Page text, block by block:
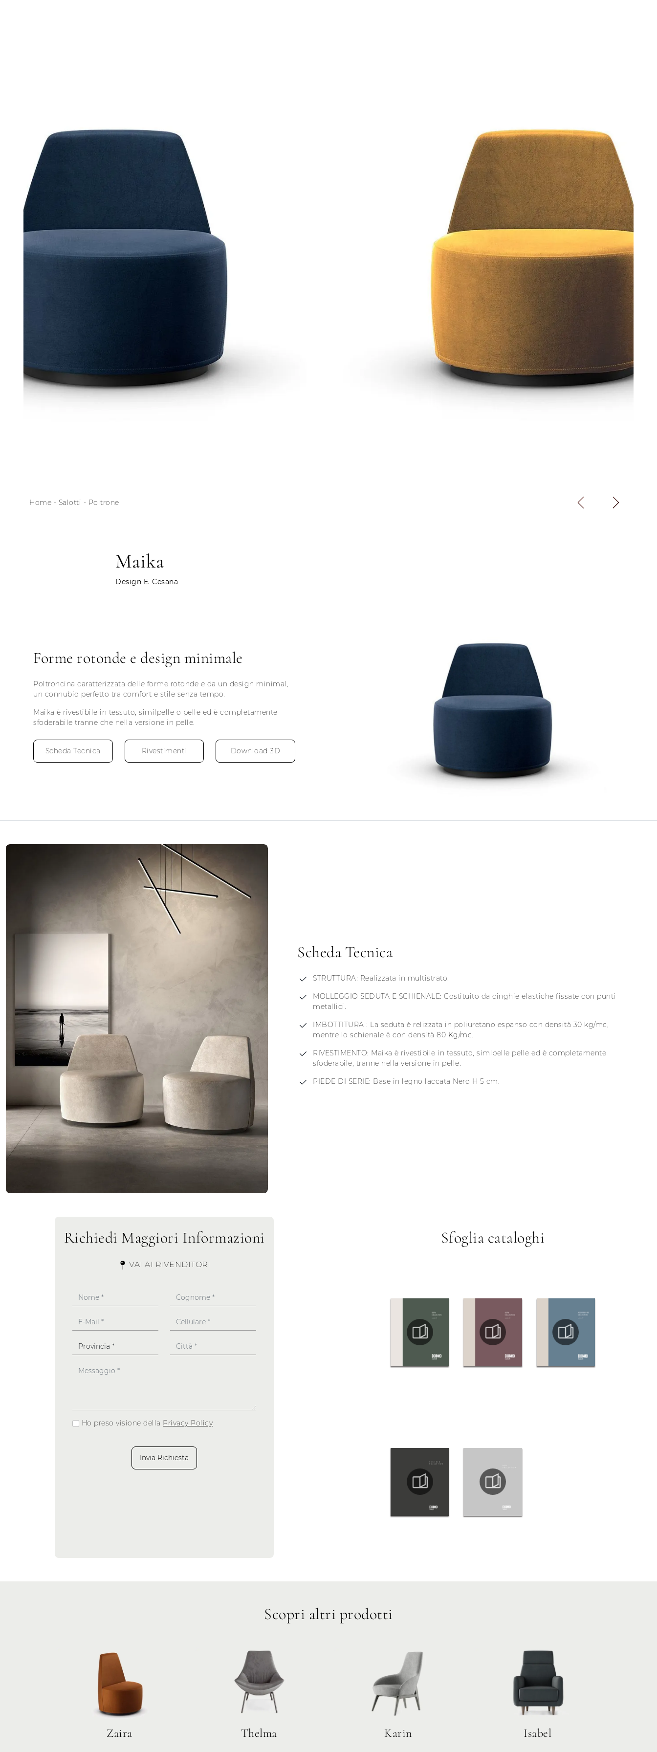
Home - Salotti - Poltrone
Maika
Design E. Cesana
Forme rotonde e design minimale
Poltroncina caratterizzata delle forme rotonde e da un design minimal,
un connubio perfetto tra comfort e stile senza tempo.
Maika è rivestibile in tessuto, similpelle o pelle ed è completamente
sfoderabile tranne che nella versione in pelle.
Scheda Tecnica Rivestimenti Download 3D
Scheda Tecnica
STRUTTURA: Realizzata in multistrato.
MOLLEGGIO SEDUTA E SCHIENALE: Costituito da cinghie elastiche fissate con punti
metallici.
IMBOTTITURA : La seduta è relizzata in poliuretano espanso con densità 30 kg/mc,
mentre lo schienale è con densità 80 Kg/mc.
RIVESTIMENTO: Maika è rivestibile in tessuto, simlpelle pelle ed è completamente
sfoderabile, tranne nella versione in pelle.
PIEDE DI SERIE: Base in legno laccata Nero H 5 cm.
Richiedi Maggiori Informazioni
VAI AI RIVENDITORI
Ho preso visione della Privacy Policy
Invia Richiesta
Sfoglia cataloghi
Scopri altri prodotti
Zaira Thelma Karin Isabel